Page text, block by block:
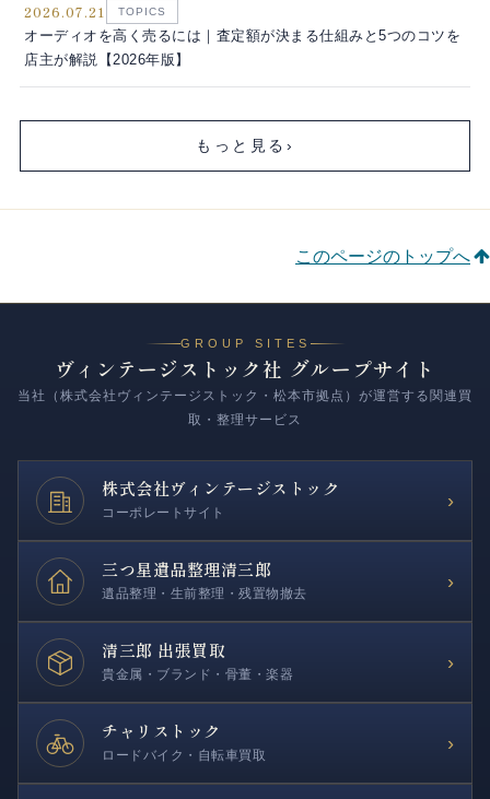
2026.07.21 TOPICS
オーディオを高く売るには｜査定額が決まる仕組みと5つのコツを
店主が解説【2026年版】
もっと見る ›
このページのトップへ
GROUP SITES
ヴィンテージストック社 グループサイト
当社（株式会社ヴィンテージストック・松本市拠点）が運営する関連買
取・整理サービス
株式会社ヴィンテージストック
コーポレートサイト
›
三つ星遺品整理清三郎
遺品整理・生前整理・残置物撤去
›
清三郎 出張買取
貴金属・ブランド・骨董・楽器
›
チャリストック
ロードバイク・自転車買取
›